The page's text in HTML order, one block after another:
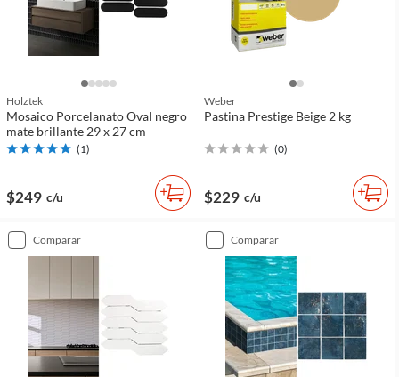
Holztek
Mosaico Porcelanato Oval negro
mate brillante 29 x 27 cm
(1)
$249 c/u
Weber
Pastina Prestige Beige 2 kg
(0)
$229 c/u
comparar comparar